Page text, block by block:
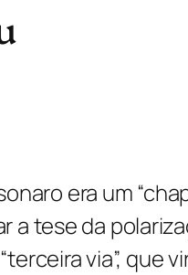
era um
a tese da
via”, que